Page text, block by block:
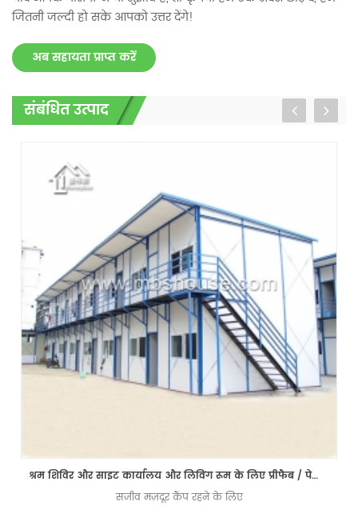
जितनी जल्दी हो सके आपको उत्तर देंगे!
अब सहायता प्राप्त करें
संबंधित उत्पाद
श्रम शिविर और साइट कार्यालय और लिविंग रूम के लिए प्रीफैब / पेफिब्रिकेटेड के घर
सजीव मज़दूर कैंप रहने के लिए